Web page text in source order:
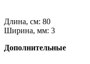
Длина, см: 80
Ширина, мм: 3
Дополнительные